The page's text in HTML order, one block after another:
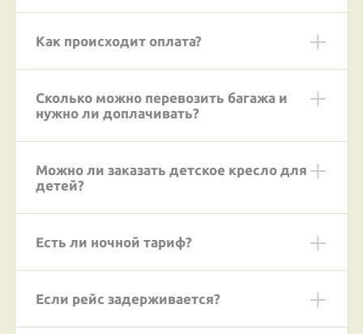
Как происходит оплата?
Сколько можно перевозить багажа и
нужно ли доплачивать?
Можно ли заказать детское кресло для
детей?
Есть ли ночной тариф?
Если рейс задерживается?